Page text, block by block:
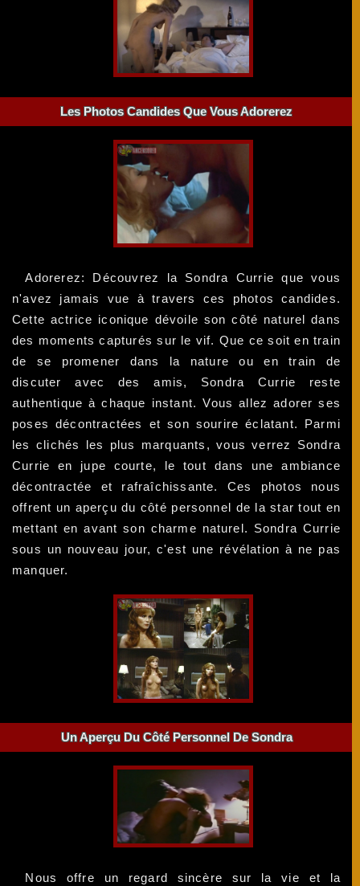
Les Photos Candides Que Vous Adorerez
Adorerez: Découvrez la Sondra Currie que vous
n'avez jamais vue à travers ces photos candides.
Cette actrice iconique dévoile son côté naturel dans
des moments capturés sur le vif. Que ce soit en train
de se promener dans la nature ou en train de
discuter avec des amis, Sondra Currie reste
authentique à chaque instant. Vous allez adorer ses
poses décontractées et son sourire éclatant. Parmi
les clichés les plus marquants, vous verrez Sondra
Currie en jupe courte, le tout dans une ambiance
décontractée et rafraîchissante. Ces photos nous
offrent un aperçu du côté personnel de la star tout en
mettant en avant son charme naturel. Sondra Currie
sous un nouveau jour, c'est une révélation à ne pas
manquer.
Un Aperçu Du Côté Personnel De Sondra
Nous offre un regard sincère sur la vie et la